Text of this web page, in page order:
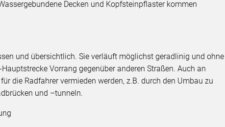
Decken und Kopfsteinpflaster kommen
und übersichtlich. Sie verläuft möglichst geradlinig und ohne
Vorrang gegenüber anderen Straßen. Auch an
die Radfahrer vermieden werden, z.B. durch den Umbau zu
und –tunneln.